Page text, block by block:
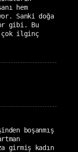
hem
Sanki doğa
gibi. Bu
çok ilginç
boşanmış
girmiş kadın